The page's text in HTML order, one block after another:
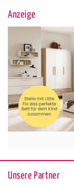
Anzeige
Unsere Partner